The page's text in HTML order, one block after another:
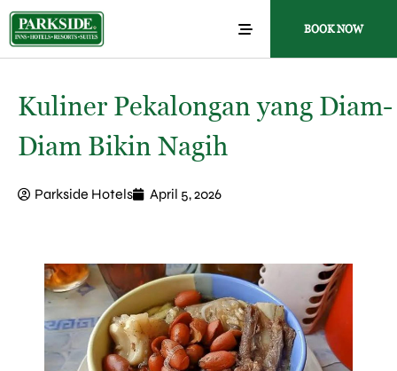
BOOK NOW
Kuliner Pekalongan yang Diam-
Diam Bikin Nagih
Parkside Hotels April 5, 2026